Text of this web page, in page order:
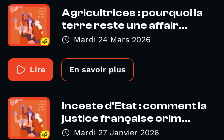
Agricultrices : pourquoi la
terre reste une affair...
Mardi 24 Mars 2026
Lire En savoir plus
Inceste d'Etat : comment la
justice française crim...
Mardi 27 Janvier 2026